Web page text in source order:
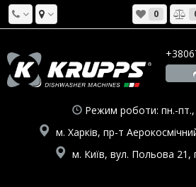
0
Режим роботи: пн.-пт.,
м. Харків, пр-т
м. Київ, вул. Польова 21,